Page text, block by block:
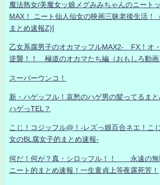
魔法熟女/美魔女ッ娘メグみみちゃんのニート
MAX！ ニート仙人仙女の映画三昧老後生活！
まとめ速報Z)]
乙女系腐男子のオカマッフルMAX2- FX！オ
逆襲！！ 極道のオカマたち編（おもしろ動画
スーパーウンコ！
新・ハゲッフル！哀愁のハゲ男の髪ってるまと
ハゲっTEL？
こじ！コジッフル@！-レズっ娘百合ネエ！こ
女のBL腐女子的まとめ速報-
何だ！何が？真・シロッフル！！ 永遠の
ニート的まとめ速報！一生童貞上等夜露死苦！